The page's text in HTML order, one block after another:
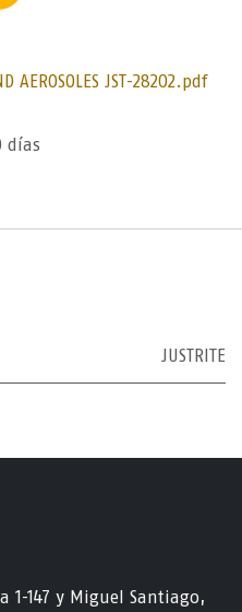
AEROSOLES JST-28202.pdf
días
JUSTRITE
1-147 y Miguel Santiago,